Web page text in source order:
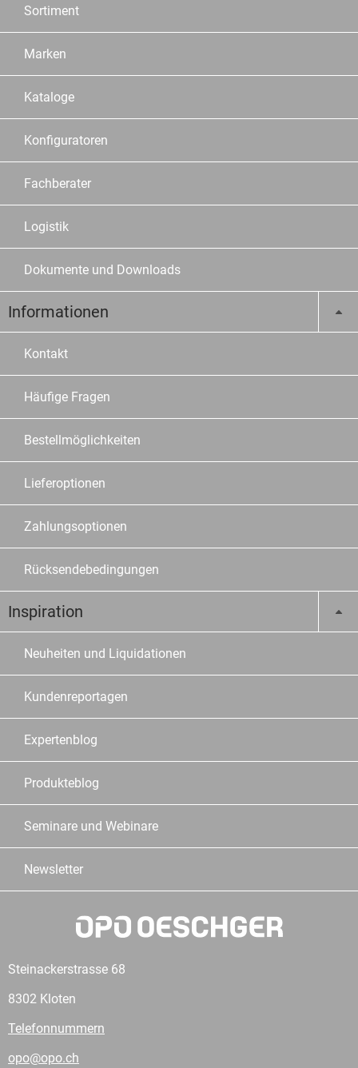
Sortiment
Marken
Kataloge
Konfiguratoren
Fachberater
Logistik
Dokumente und Downloads
Informationen
Kontakt
Häufige Fragen
Bestellmöglichkeiten
Lieferoptionen
Zahlungsoptionen
Rücksendebedingungen
Inspiration
Neuheiten und Liquidationen
Kundenreportagen
Expertenblog
Produkteblog
Seminare und Webinare
Newsletter
Steinackerstrasse 68
8302 Kloten
Telefonnummern
opo@opo.ch